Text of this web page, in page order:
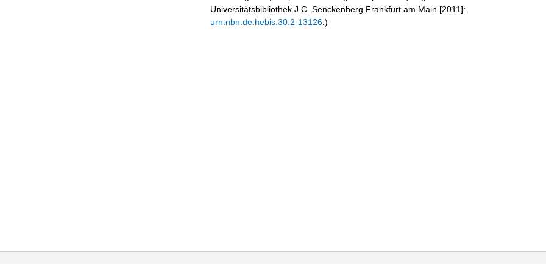
Universitätsbibliothek J.C. Senckenberg Frankfurt am Main [2011]:
urn:nbn:de:hebis:30:2-13126 .)